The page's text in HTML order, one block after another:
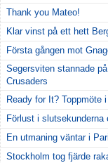
Thank you Mateo!
Klar vinst på ett hett
Första gången mot
Segersviten stannade
Crusaders
Ready for It? Toppmöte
Förlust i
En utmaning väntar i
Stockholm tog fjärde